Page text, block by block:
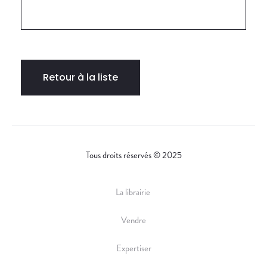
Retour à la liste
Tous droits réservés © 2025
La librairie
Vendre
Expertiser